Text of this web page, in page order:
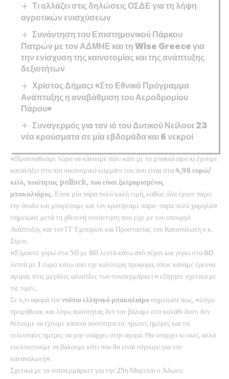
Τι αλλάζει στις δηλώσεις ΟΣΔΕ για τη λήψη
αγροτικών ενισχύσεων
Συνάντηση του Επιστημονικού Πάρκου
Πατρών με τον ΑΔΜΗΕ και τη Wise Greece για
την ενίσχυση της καινοτομίας και της ανάπτυξης
δεξιοτήτων
Χρίστος Δήμας: «Στο Εθνικό Πρόγραμμα
Ανάπτυξης η αναβάθμιση του Αεροδρομίου
Πάρου»
Συναγερμός για τον ιό του Δυτικού Νείλου: 23
νέα κρούσματα σε μία εβδομάδα και 6 νεκροί
«Προσπαθούμε τώρα να κάνουμε πάλι κάτι με το μπακαλιάρο κι έχουμε
καταλήξει στο πιο οικονομικό κομμάτι του που είναι στα4,98 ευρώ/
κιλό, ποιότητας pollock, που είναι ξαλμυρισμένος
μπακαλιάρος. Είναι μία πάρα πολύ καλή τιμή, καθώς όλα έχουν πάρει
την άνοδο και μπορέσαμε και τον κρατήσαμε πάρα-πάρα πολύ χαμηλά»
σημείωσε μετά τη χθεσινή συνάντηση που είχε με τον υπουργό
Ανάπτυξης και τον ΓΓ Εμπορίου και Προστασίας του Καταναλωτή ο κ.
Σίμος.
«Είμαστε γύρω στα 50 με 80 λεπτά κάτω από πέρσι και γύρω στα 80
λεπτά με 1 ευρώ κάτω από την καλύτερη προφορά, όπως κάναμε έρευνα
αγοράς στις μεγάλες αλυσίδες των σουπερμάρκετ» εξήγησε σχετικά με
τις τιμές.
Σε ό,τι αφορά τονντόπιο ελληνικό μπακαλιάροσημείωσε πως, «λόγω
προμήθειας και λόγω ποσότητας δεν τον βάλαμε στο καλάθι διότι δεν
θέλουμε να έχουμε κάποια ποσότητα τις πρώτες ημέρες και τις
τελευταίες ημέρες να μην υπάρχει στην αγορά. Θα υπάρχει κι εκεί, αλλά
ευελπιστούμε να βάλουμε κάτι που θα είναι σίγουρο για τον
καταναλωτή».
Σχετικά με τα σουπερμάρκετ για την 25η Μαρτίου ο Άδωνις